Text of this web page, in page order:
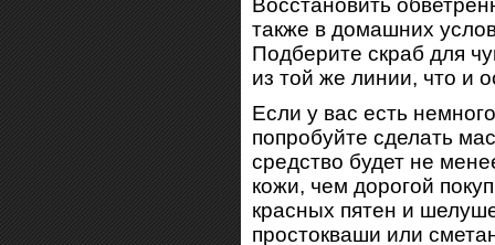
Восстановить
также в домашних
Подберите скраб для
из той же линии, что и
Если у вас есть
попробуйте сделать
средство будет не
кожи, чем дорогой
красных пятен и
простокваши или